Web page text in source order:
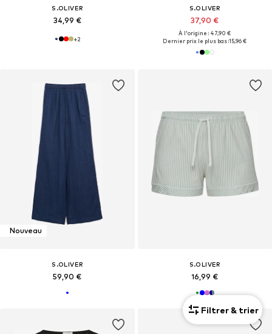
S.OLIVER
34,99 €
+2
S.OLIVER
37,90 €
À l'origine : 47,90 €
Dernier prix le plus bas :15,96 €
Nouveau
S.OLIVER
59,90 €
S.OLIVER
16,99 €
Filtrer & trier